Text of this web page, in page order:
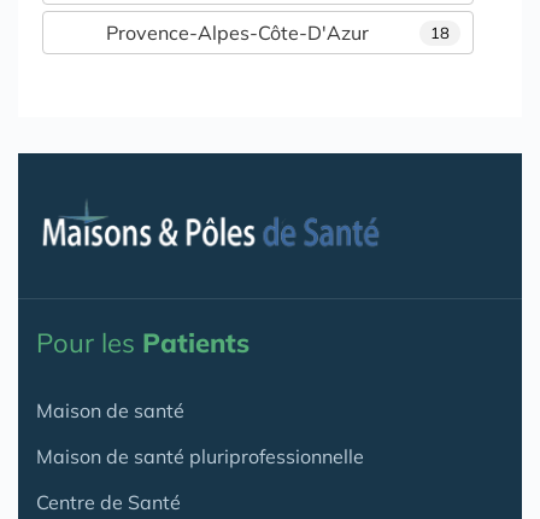
18
Provence-Alpes-Côte-D'Azur
Pour les Patients
Maison de santé
Maison de santé pluriprofessionnelle
Centre de Santé